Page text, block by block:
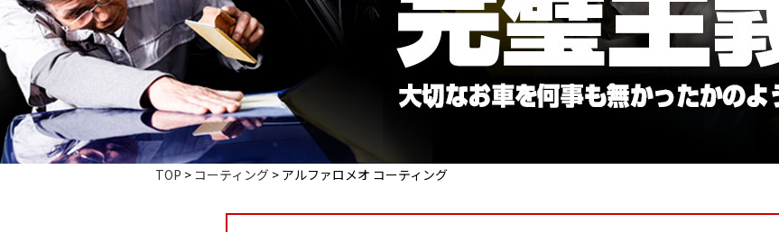
TOP > コーティング > アルファロメオ コーティング